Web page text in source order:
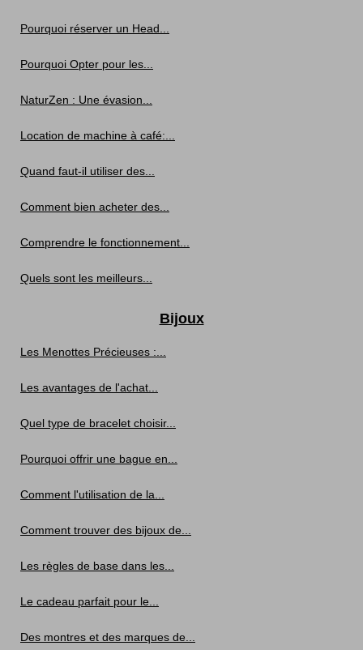
Pourquoi réserver un Head...
Pourquoi Opter pour les...
NaturZen : Une évasion...
Location de machine à café:...
Quand faut-il utiliser des...
Comment bien acheter des...
Comprendre le fonctionnement...
Quels sont les meilleurs...
Bijoux
Les Menottes Précieuses :...
Les avantages de l'achat...
Quel type de bracelet choisir...
Pourquoi offrir une bague en...
Comment l'utilisation de la...
Comment trouver des bijoux de...
Les règles de base dans les...
Le cadeau parfait pour le...
Des montres et des marques de...